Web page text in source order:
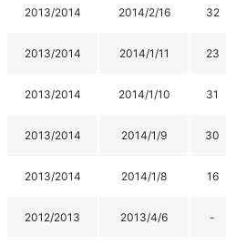
2013/2014 2014/2/16 32
2013/2014 2014/1/11 23
2013/2014 2014/1/10 31
2013/2014 2014/1/9 30
2013/2014 2014/1/8 16
2012/2013 2013/4/6 -